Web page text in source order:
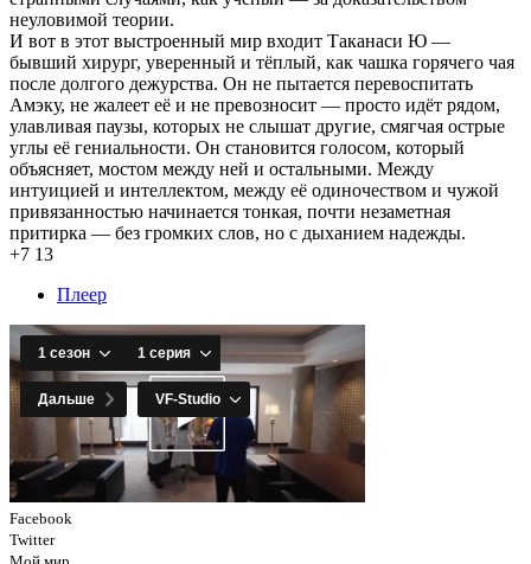
неуловимой теории.
И вот в этот выстроенный мир входит Таканаси Ю —
бывший хирург, уверенный и тёплый, как чашка горячего чая
после долгого дежурства. Он не пытается перевоспитать
Амэку, не жалеет её и не превозносит — просто идёт рядом,
улавливая паузы, которых не слышат другие, смягчая острые
углы её гениальности. Он становится голосом, который
объясняет, мостом между ней и остальными. Между
интуицией и интеллектом, между её одиночеством и чужой
привязанностью начинается тонкая, почти незаметная
притирка — без громких слов, но с дыханием надежды.
+7 13
Плеер
Facebook
Twitter